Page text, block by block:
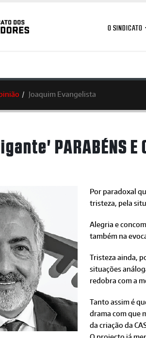
O SINDICATO
Joaquim Evangelista
PARABÉNS E
Por paradoxal
tristeza, pela
Alegria e
também na
Tristeza ainda,
situações
redobra com a
Tanto assim é
drama com que
da criação da